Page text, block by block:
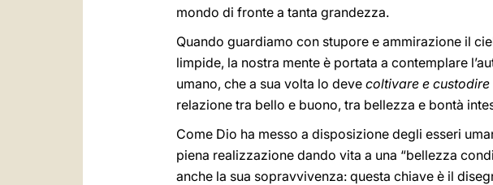
mondo di fronte a tanta grandezza.
Quando guardiamo con stupore e ammirazione il
limpide, la nostra mente è portata a contemplare
umano, che a sua volta lo deve coltivare e custodire
relazione tra bello e buono, tra bellezza e bontà
Come Dio ha messo a disposizione degli esseri
piena realizzazione dando vita a una “bellezza
anche la sua sopravvivenza: questa chiave è il